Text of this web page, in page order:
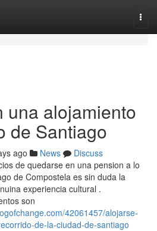
una alojamiento
de Santiago
ago News
Discuss
de quedarse en una pension a lo
de Compostela es sin duda la
experiencia cultural .
son
42061457/alojarse-
de-la-ciudad-de-santiago